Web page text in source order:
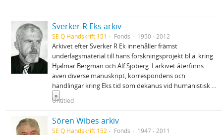
Sverker R Eks arkiv
SE Q Handskrift 151 Fonds 1950 - 2012
Arkivet efter Sverker R Ek innehåller främst
underlagsmaterial till hans forskningsprojekt bl.a. kring
Hjalmar Bergman och Alf Sjöberg. I arkivet återfinns
även diverse manuskript, korrespondens och
handlingar kring Eks tid som dekanus vid humanistisk ...
»
Untitled
Sören Wibes arkiv
SE Q Handskrift 152 Fonds 1947 - 2011